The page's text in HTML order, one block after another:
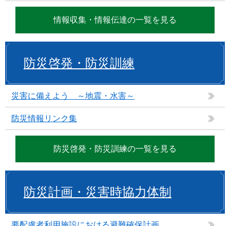
情報収集・情報伝達の一覧を見る
防災啓発・防災訓練
災害に備えよう ～地震・水害～
防災情報リンク集
防災啓発・防災訓練の一覧を見る
防災計画・災害時協力体制